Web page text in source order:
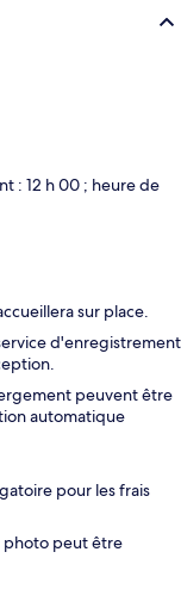
: 12 h 00 ; heure de
sur place.
d'enregistrement
peuvent être
automatique
pour les frais
photo peut être